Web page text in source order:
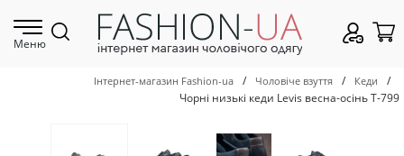
Меню
Інтернет-магазин Fashion-ua / Чоловіче взуття / Кеди
/
Чорні низькі кеди Levis весна-осінь Т-799